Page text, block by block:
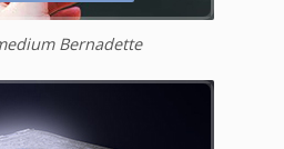
Bernadette